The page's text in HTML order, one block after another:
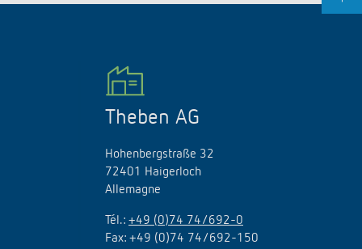
Theben AG
Hohenbergstraße 32
72401 Haigerloch
Allemagne
Tél.: +49 (0)74 74/692-0
Fax: +49 (0)74 74/692-150